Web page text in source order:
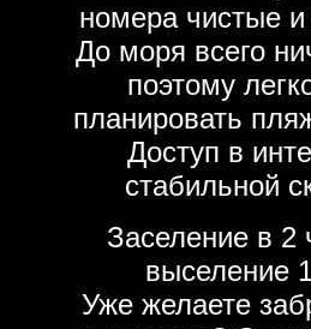
номера чистые
До моря всего
поэтому
планировать
Доступ в
стабильной
Заселение в 2
выселение
Уже желаете